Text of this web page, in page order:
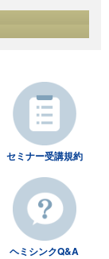
セミナー受講規約
ヘミシンクQ&A